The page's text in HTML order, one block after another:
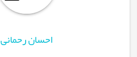
احسان رحمانی